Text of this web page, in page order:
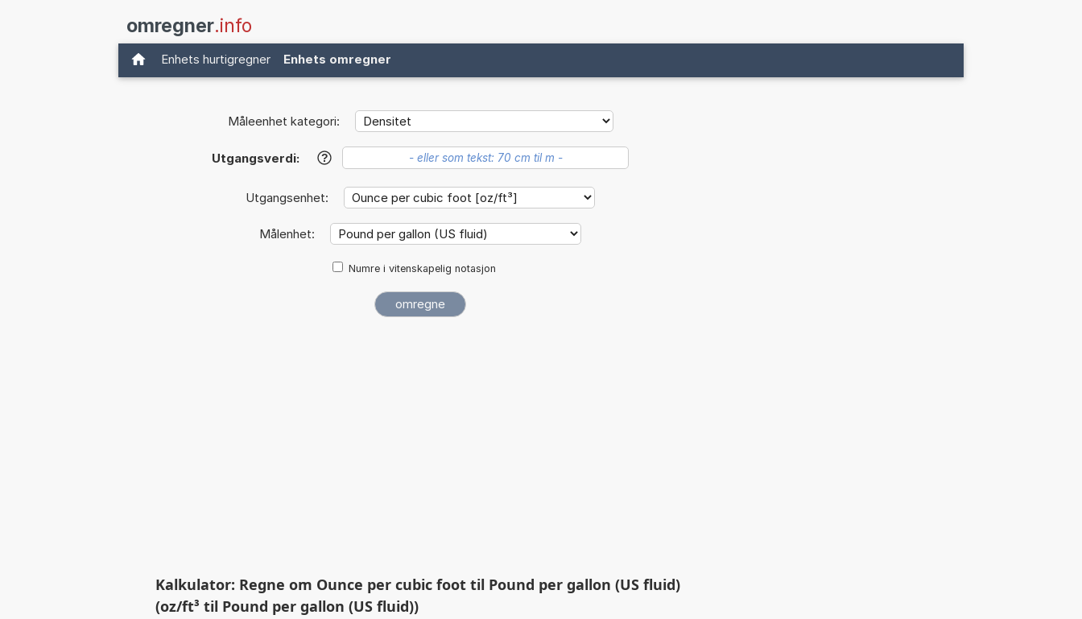
omregner.info
Enhets hurtigregner Enhets omregner
Måleenhet kategori:
Utgangsverdi: ?
Utgangsenhet:
Målenhet:
Numre i vitenskapelig notasjon
Kalkulator: Regne om Ounce per cubic foot til Pound per gallon (US fluid)
(oz/ft³ til Pound per gallon (US fluid))